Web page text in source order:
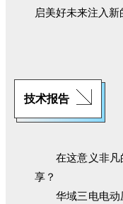
启美好未来注入新
技术报告
在这意义非
享？
华域三电电